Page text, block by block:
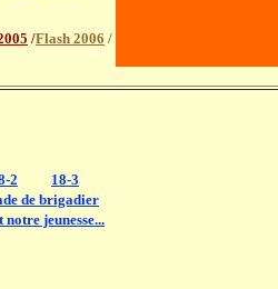
/Flash 2006 /
2
18-3
de brigadier
jeunesse...